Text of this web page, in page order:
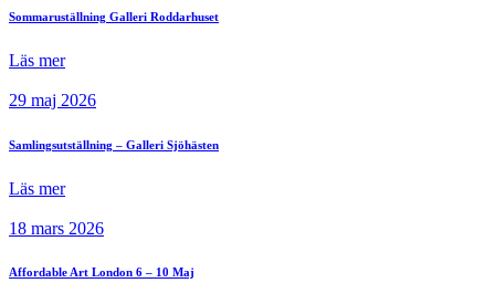
Sommaruställning Galleri Roddarhuset
Läs mer
29 maj 2026
Samlingsutställning – Galleri Sjöhästen
Läs mer
18 mars 2026
Affordable Art London 6 – 10 Maj